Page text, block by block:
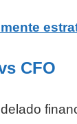
CFO